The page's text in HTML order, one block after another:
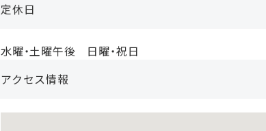
定休日
水曜・土曜午後 日曜・祝日
アクセス情報